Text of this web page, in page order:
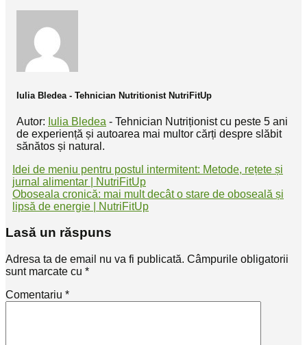
Iulia Bledea - Tehnician Nutritionist NutriFitUp
Autor: Iulia Bledea - Tehnician Nutriționist cu peste 5 ani
de experiență și autoarea mai multor cărți despre slăbit
sănătos și natural.
Idei de meniu pentru postul intermitent: Metode, rețete și
jurnal alimentar | NutriFitUp
Oboseala cronică: mai mult decât o stare de oboseală și
lipsă de energie | NutriFitUp
Lasă un răspuns
Adresa ta de email nu va fi publicată. Câmpurile obligatorii
sunt marcate cu *
Comentariu *